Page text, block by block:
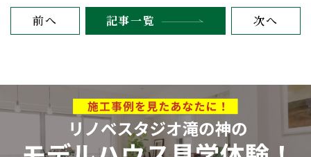
前へ 記事一覧 次へ